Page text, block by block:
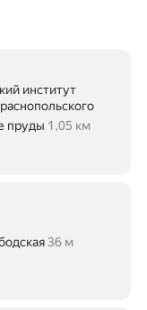
институт
пруды 1,05 км
36 м